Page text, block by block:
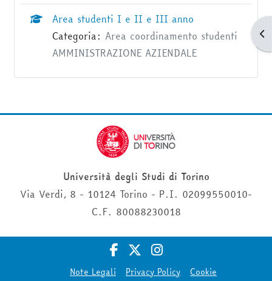
Area studenti I e II e III anno
Categoria: Area coordinamento studenti
AMMINISTRAZIONE AZIENDALE
Università degli Studi di Torino
Via Verdi, 8 - 10124 Torino - P.I. 02099550010-
C.F. 80088230018
Note Legali Privacy Policy Cookie